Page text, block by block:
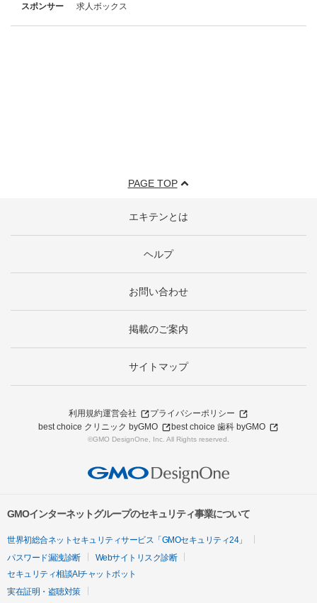
スポンサー
求人ボックス
PAGE TOP
エキテンとは
ヘルプ
お問い合わせ
掲載のご案内
サイトマップ
利用規約運営会社
プライバシーポリシー
best choice クリニック byGMO
best choice 歯科 byGMO
©GMO DesignOne, Inc. All Rights reserved.
GMOインターネットグループのセキュリティ事業について
世界初総合ネットセキュリティサービス「GMOセキュリティ24」
パスワード漏洩診断
Webサイトリスク診断
セキュリティ相談AIチャットボット
実在証明・盗聴対策